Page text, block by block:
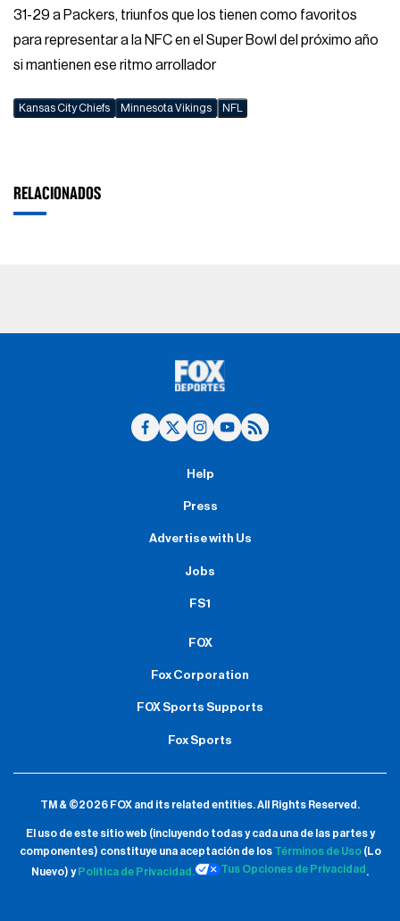
31-29 a Packers, triunfos que los tienen como favoritos
para representar a la NFC en el Super Bowl del próximo año
si mantienen ese ritmo arrollador
Kansas City Chiefs Minnesota Vikings NFL
RELACIONADOS
Help
Press
Advertise with Us
Jobs
FS1
FOX
Fox Corporation
FOX Sports Supports
Fox Sports
TM & ©2026 FOX and its related entities.All Rights Reserved.
El uso de este sitio web (incluyendo todas y cada una de las partes y
componentes) constituye una aceptación de los Términos de Uso(Lo
Nuevo) y Política de Privacidad. Tus Opciones de Privacidad .